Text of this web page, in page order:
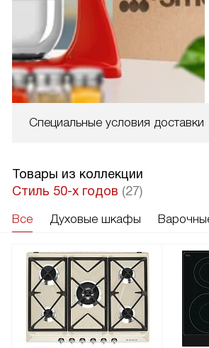
Специальные условия доставки
Товары из коллекции
Стиль 50-х годов (27)
Все Духовые шкафы